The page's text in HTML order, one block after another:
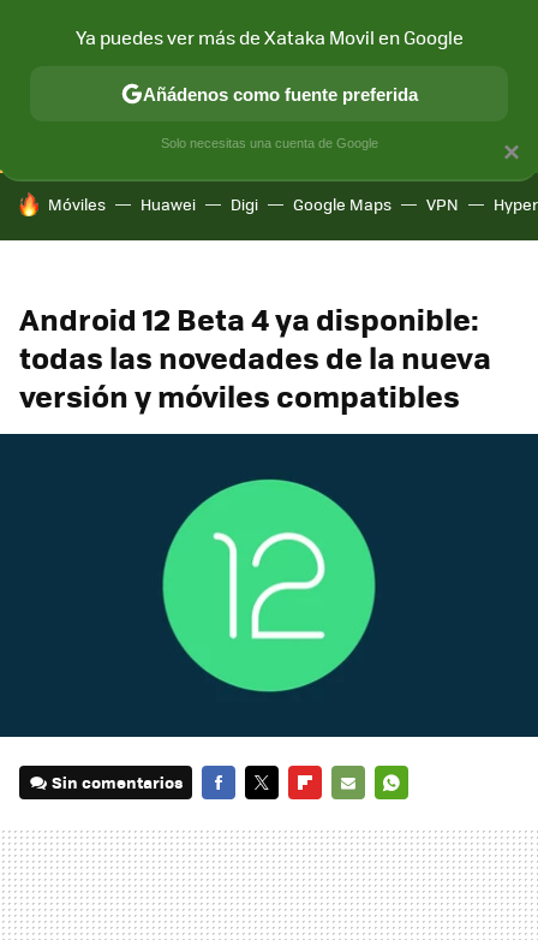
CONECTIVIDAD MÓVIL Y SOCIEDAD APLICACIONES
HOY SE HABLA DE
Móviles Huawei Digi Google Maps VPN
Android 12 Beta 4 ya disponible:
todas las novedades de la nueva
versión y móviles compatibles
Sin comentarios
MAIL
×
Ya puedes ver más de Xataka Movil en Google
Añádenos como fuente preferida
Solo necesitas una cuenta de Google